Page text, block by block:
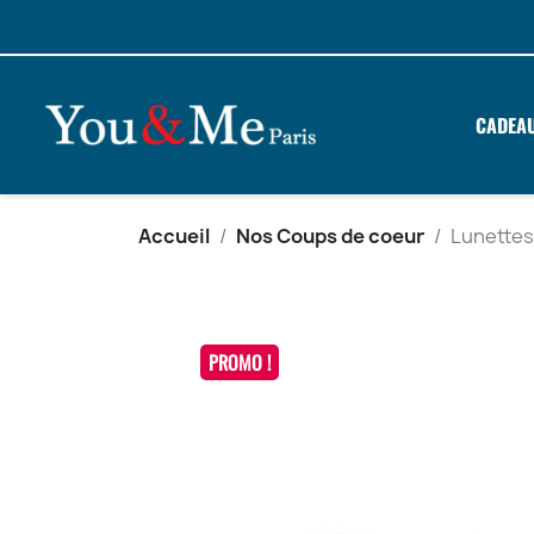
Accueil Nos Coups de coeur Lunettes
PROMO !